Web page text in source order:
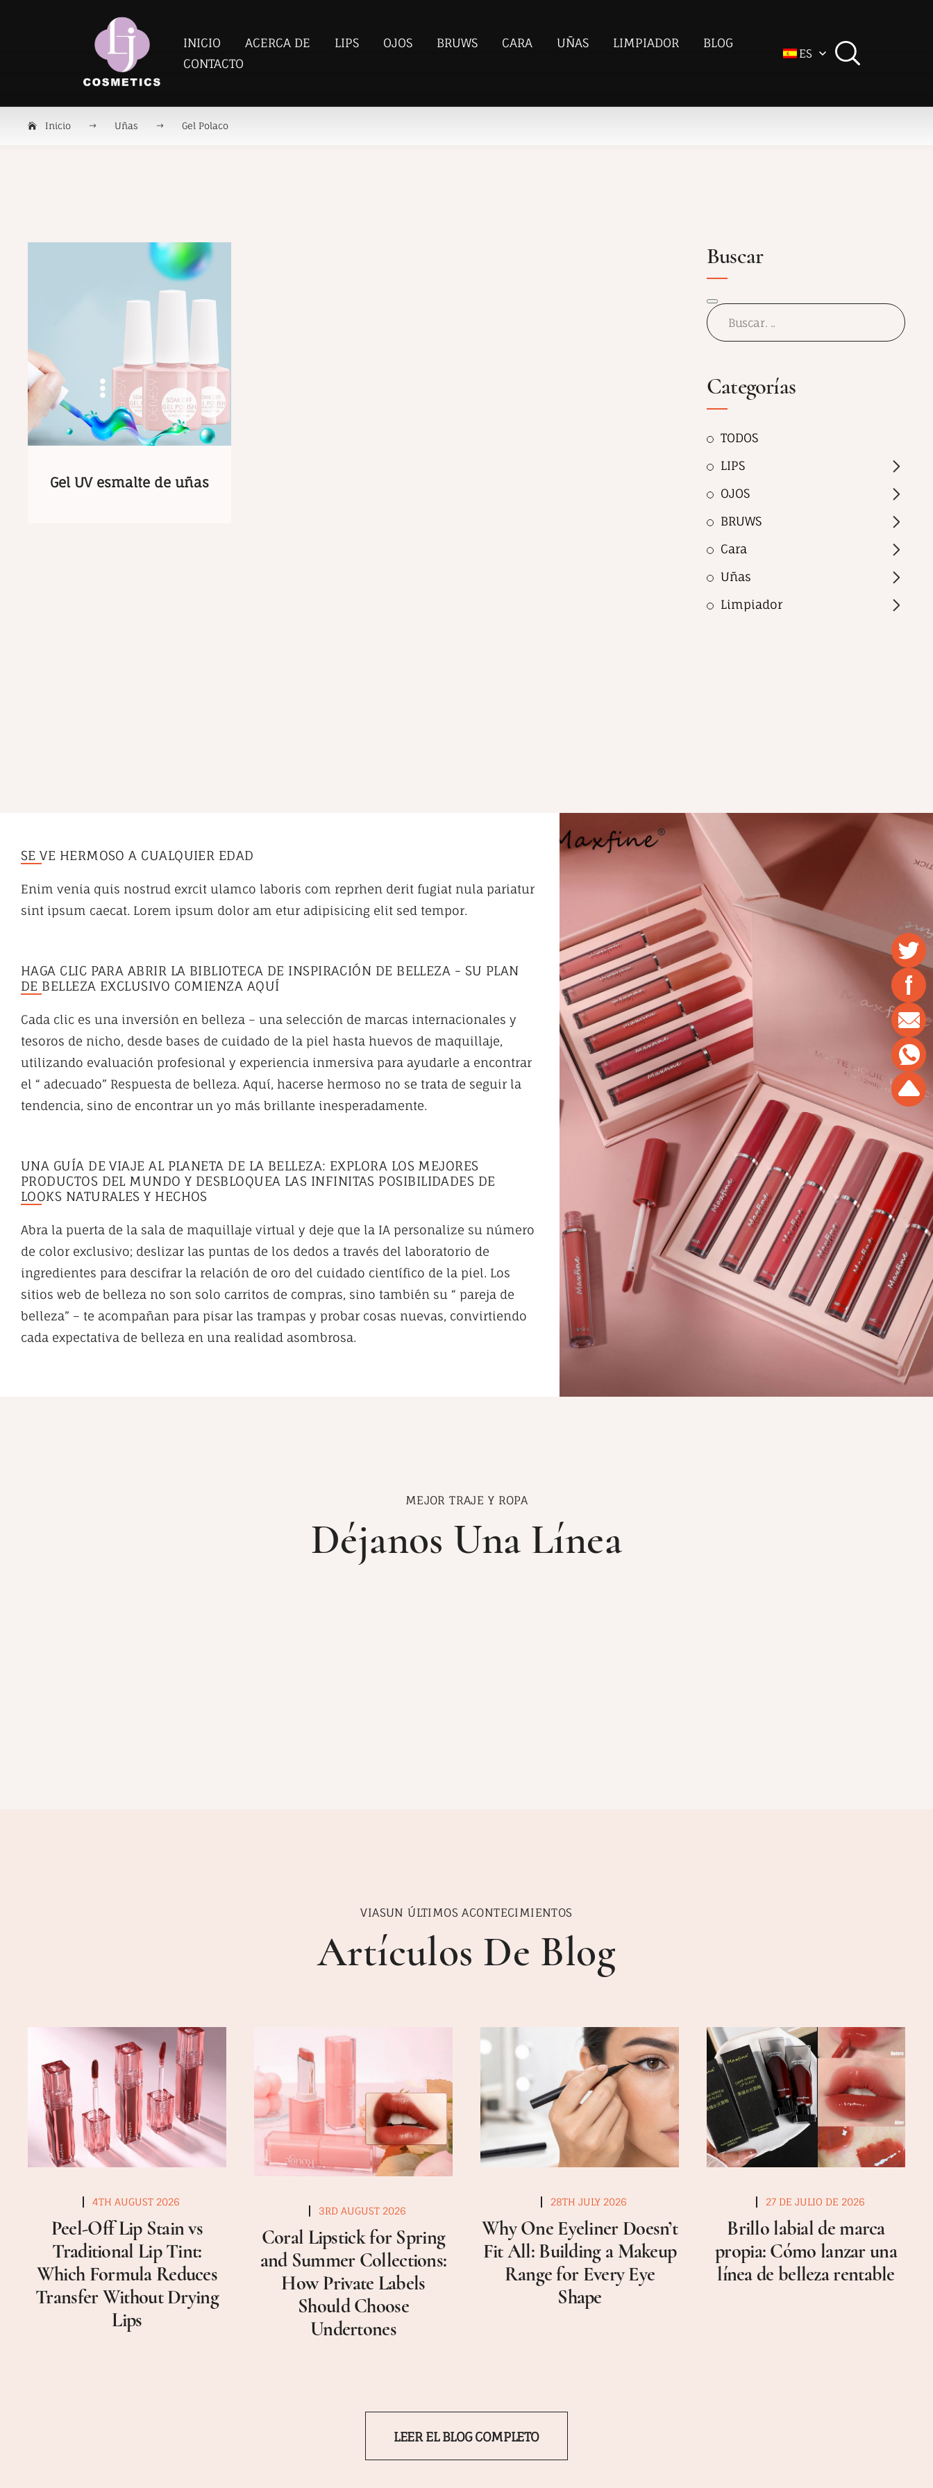
INICIO ACERCA DE LIPS OJOS BRUWS CARA UÑAS LIMPIADOR
BLOG
CONTACTO
ES
Inicio Uñas Gel Polaco
Gel UV esmalte de uñas
Buscar
Categorías
TODOS
LIPS
OJOS
BRUWS
Cara
Uñas
Limpiador
SE VE HERMOSO A CUALQUIER EDAD
Enim venia quis nostrud exrcit ulamco laboris com reprhen derit fugiat nula pariatur
sint ipsum caecat. Lorem ipsum dolor am etur adipisicing elit sed tempor.
HAGA CLIC PARA ABRIR LA BIBLIOTECA DE INSPIRACIÓN DE BELLEZA - SU PLAN
DE BELLEZA EXCLUSIVO COMIENZA AQUÍ
Cada clic es una inversión en belleza – una selección de marcas internacionales y
tesoros de nicho, desde bases de cuidado de la piel hasta huevos de maquillaje,
utilizando evaluación profesional y experiencia inmersiva para ayudarle a encontrar
el “ adecuado” Respuesta de belleza. Aquí, hacerse hermoso no se trata de seguir la
tendencia, sino de encontrar un yo más brillante inesperadamente.
UNA GUÍA DE VIAJE AL PLANETA DE LA BELLEZA: EXPLORA LOS MEJORES
PRODUCTOS DEL MUNDO Y DESBLOQUEA LAS INFINITAS POSIBILIDADES DE
LOOKS NATURALES Y HECHOS
Abra la puerta de la sala de maquillaje virtual y deje que la IA personalize su número
de color exclusivo; deslizar las puntas de los dedos a través del laboratorio de
ingredientes para descifrar la relación de oro del cuidado científico de la piel. Los
sitios web de belleza no son solo carritos de compras, sino también su “ pareja de
belleza” – te acompañan para pisar las trampas y probar cosas nuevas, convirtiendo
cada expectativa de belleza en una realidad asombrosa.
MEJOR TRAJE Y ROPA
Déjanos Una Línea
VIASUN ÚLTIMOS ACONTECIMIENTOS
Artículos De Blog
4TH AUGUST 2026
Peel-Off Lip Stain vs
Traditional Lip Tint:
Which Formula Reduces
Transfer Without Drying
Lips
3RD AUGUST 2026
Coral Lipstick for Spring
and Summer Collections:
How Private Labels
Should Choose
Undertones
28TH JULY 2026
Why One Eyeliner Doesn’t
Fit All: Building a Makeup
Range for Every Eye
Shape
27 DE JULIO DE 2026
Brillo labial de marca
propia: Cómo lanzar una
línea de belleza rentable
LEER EL BLOG COMPLETO